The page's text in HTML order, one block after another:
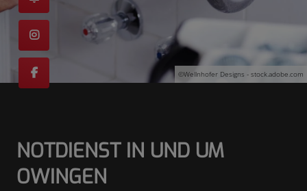
©Wellnhofer Designs - stock.adobe.com
NOTDIENST IN UND UM
OWINGEN